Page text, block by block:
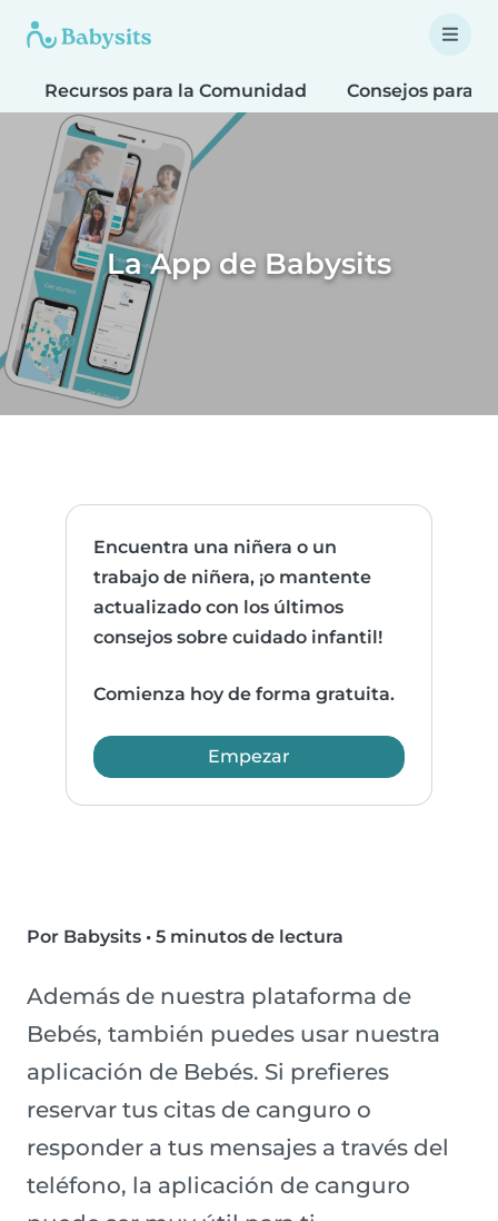
Recursos para la Comunidad Consejos para
La App de Babysits
Encuentra una niñera o un
trabajo de niñera, ¡o mantente
actualizado con los últimos
consejos sobre cuidado infantil!
Comienza hoy de forma gratuita.
Empezar
Por Babysits • 5 minutos de lectura
Además de nuestra plataforma de
Bebés, también puedes usar nuestra
aplicación de Bebés. Si prefieres
reservar tus citas de canguro o
responder a tus mensajes a través del
teléfono, la aplicación de canguro